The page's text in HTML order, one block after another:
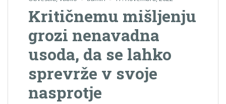
Kritičnemu mišljenju
grozi nenavadna
usoda, da se lahko
sprevrže v svoje
nasprotje